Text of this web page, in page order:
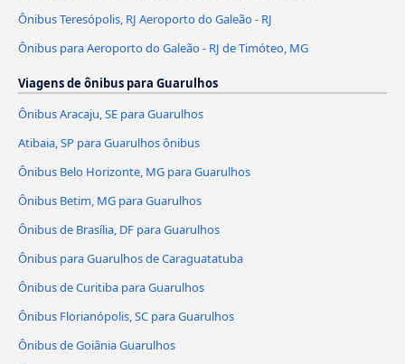
Ônibus Teresópolis, RJ Aeroporto do Galeão - RJ
Ônibus para Aeroporto do Galeão - RJ de Timóteo, MG
Viagens de ônibus para Guarulhos
Ônibus Aracaju, SE para Guarulhos
Atibaia, SP para Guarulhos ônibus
Ônibus Belo Horizonte, MG para Guarulhos
Ônibus Betim, MG para Guarulhos
Ônibus de Brasília, DF para Guarulhos
Ônibus para Guarulhos de Caraguatatuba
Ônibus de Curitiba para Guarulhos
Ônibus Florianópolis, SC para Guarulhos
Ônibus de Goiânia Guarulhos